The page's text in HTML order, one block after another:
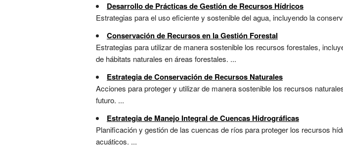
Desarrollo de Prácticas de Gestión de Recursos Hídricos
Estrategias para el uso eficiente y sostenible del agua, incluyendo la
Conservación de Recursos en la Gestión Forestal
Estrategias para utilizar de manera sostenible los recursos forestales,
de hábitats naturales en áreas forestales. ...
Estrategia de Conservación de Recursos Naturales
Acciones para proteger y utilizar de manera sostenible los recursos
futuro. ...
Estrategia de Manejo Integral de Cuencas Hidrográficas
Planificación y gestión de las cuencas de ríos para proteger los recursos
acuáticos. ...